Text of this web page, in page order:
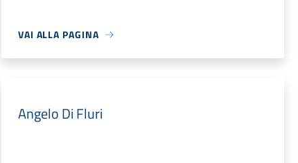
VAI ALLA PAGINA
Angelo Di Fluri